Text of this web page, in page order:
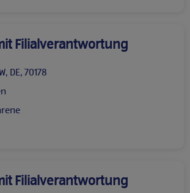
Filialverantwortung
DE, 70178
Filialverantwortung